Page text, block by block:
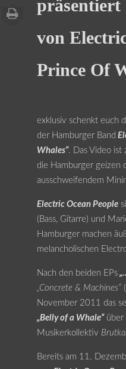
präsentiert
von
Prince Of
exklusiv schenkt euch
der Hamburger Band
Whales“. Das Video ist
die Hamburger geizen
ausschweifendem
Electric Ocean People
(Bass, Gitarre) und
Hamburger machen
melancholischen
Nach den beiden EPs
„Concrete & Machines“
November 2011 das
„Belly of a Whale“ über
Musikerkollektiv
Bereits am 11.